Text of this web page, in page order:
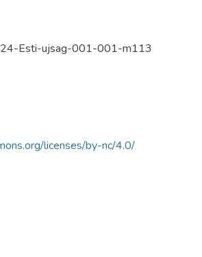
Esti-ujsag-001-001-m113
licenses/by-nc/4.0/